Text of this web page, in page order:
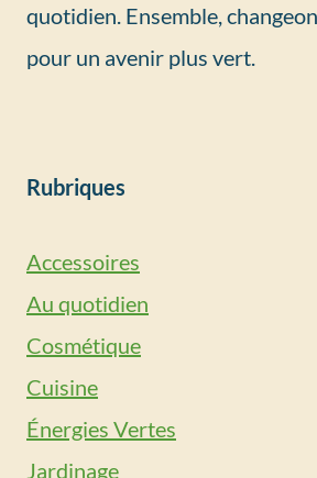
quotidien. Ensemble,
pour un avenir plus vert.
Rubriques
Accessoires
Au quotidien
Cosmétique
Cuisine
Énergies Vertes
Jardinage